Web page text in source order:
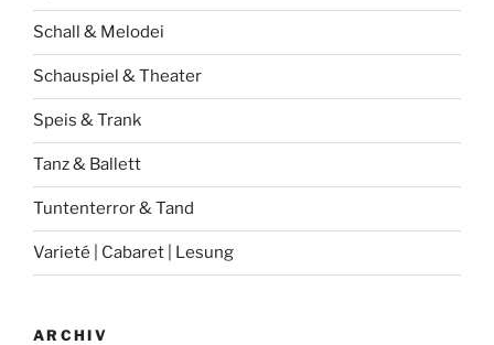
Schall & Melodei
Schauspiel & Theater
Speis & Trank
Tanz & Ballett
Tuntenterror & Tand
Varieté | Cabaret | Lesung
ARCHIV